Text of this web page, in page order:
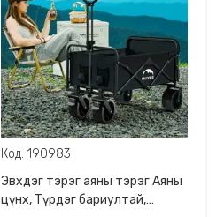
Код: 190983
Эвхдэг тэрэг аяны тэрэг Аяны
цүнх, Түрдэг бариултай,